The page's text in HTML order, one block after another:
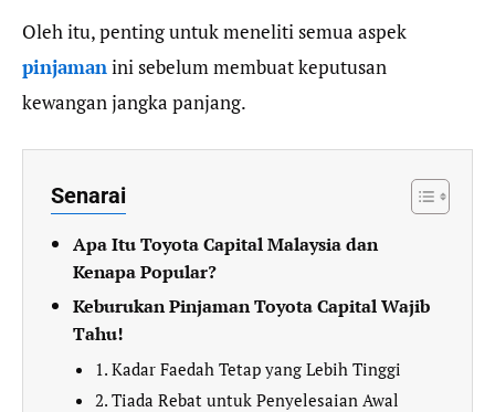
Oleh itu, penting untuk meneliti semua aspek
pinjamanini sebelum membuat keputusan
kewangan jangka panjang.
Senarai
Apa Itu Toyota Capital Malaysia dan
Kenapa Popular?
Keburukan Pinjaman Toyota Capital Wajib
Tahu!
1. Kadar Faedah Tetap yang Lebih Tinggi
2. Tiada Rebat untuk Penyelesaian Awal